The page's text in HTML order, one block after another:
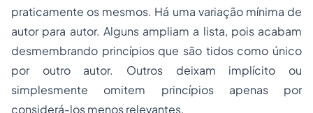
praticamente os mesmos. Há uma variação mínima de
autor para autor. Alguns ampliam a lista, pois acabam
desmembrando princípios que são tidos como único
por outro autor. Outros deixam implícito ou
simplesmente omitem princípios apenas por
considerá-los menos relevantes.